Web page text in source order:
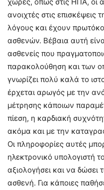
ανοιχτές στις επισκέψεις
λόγους και έχουν
ασθενών. Βέβαια αυτή
ασθενείς που
παρακολούθηση και των
γνωρίζει πολύ καλά το
έρχεται αρωγός με την
μέτρησης κάποιων
πίεση, η καρδιακή
ακόμα και με την
Οι πληροφορίες αυτές
ηλεκτρονικό υπολογιστή
αξιολογήσει και να δώσει
ασθενή. Για κάποιες